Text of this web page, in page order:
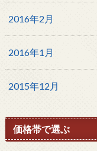
2016年2月
2016年1月
2015年12月
価格帯で選ぶ